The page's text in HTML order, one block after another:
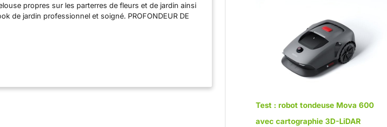
propres sur les parterres de fleurs et de jardin ainsi
de jardin professionnel et soigné. PROFONDEUR DE
d'ajuster la profondeur en fonction de la nature du
Un interrupteur de sécurité garantit une sécurité
De plus, le limiteur de tension permet d'éviter
et d'augmenter la durée de vie de l'appareil.
Test : robot tondeuse Mova 600
avec cartographie 3D-LiDAR